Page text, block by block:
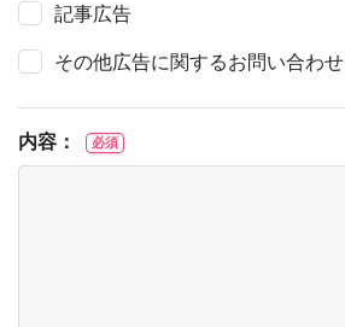
記事広告
その他広告に関するお問い合わせ
内容： 必須